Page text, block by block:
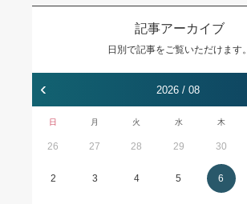
記事アーカイブ
日別で記事をご覧いただけます。
‹ 2026 / 08
日 月 火 水 木
26 27 28 29 30
2 3 4 5 6